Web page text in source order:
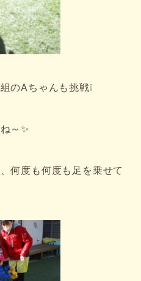
のAちゃんも挑戦❕
～✨
何度も何度も足を乗せて